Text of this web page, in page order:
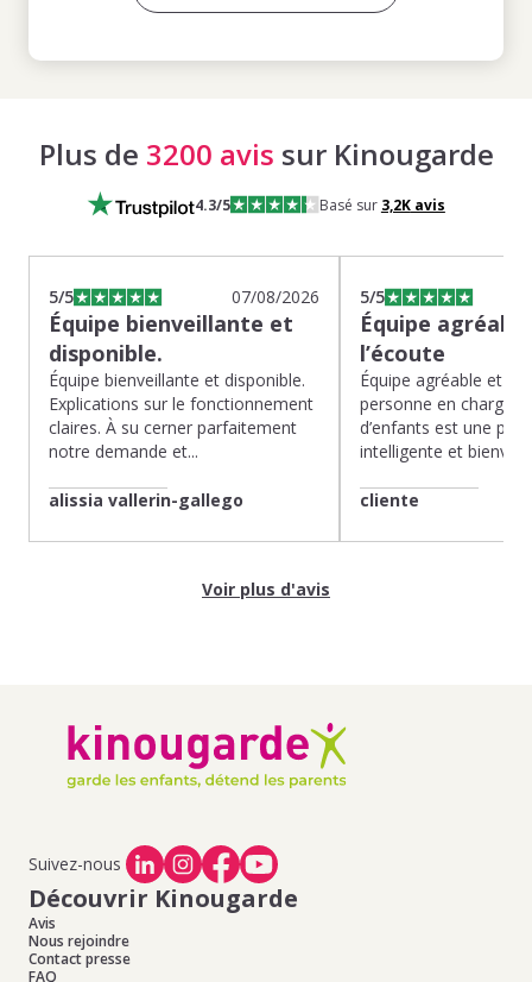
Plus de 3200 avis sur Kinougarde
4.3/5 Basé sur 3,2Kavis
5/5 07/08/2026
Équipe bienveillante et
disponible.
Équipe bienveillante et disponible.
Explications sur le fonctionnement
claires. À su cerner parfaitement
notre demande et...
alissia vallerin-gallego
5/5
Équipe
l’écoute
Équipe agréable et à
personne en charge
d’enfants est une
intelligente et
cliente
Voir plus d'avis
Suivez-nous
Découvrir Kinougarde
Avis
Nous rejoindre
Contact presse
FAQ